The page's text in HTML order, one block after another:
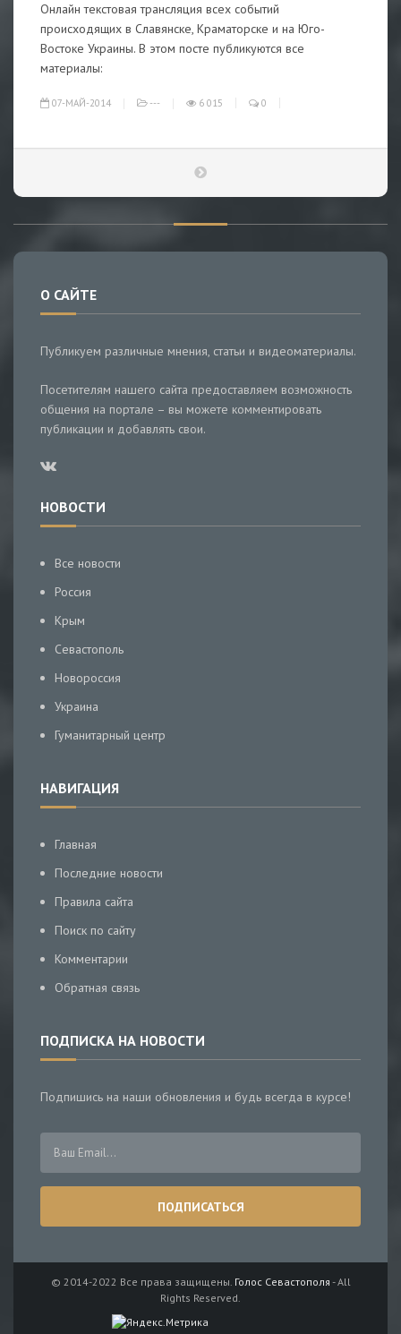
Онлайн текстовая трансляция всех событий
происходящих в Славянске, Краматорске и на Юго-
Востоке Украины. В этом посте публикуются все
материалы:
07-МАЙ-2014 --- 6 015 0
О САЙТЕ
Публикуем различные мнения, статьи и видеоматериалы.
Посетителям нашего сайта предоставляем возможность
общения на портале – вы можете комментировать
публикации и добавлять свои.
НОВОСТИ
Все новости
Россия
Крым
Севастополь
Новороссия
Украина
Гуманитарный центр
НАВИГАЦИЯ
Главная
Последние новости
Правила сайта
Поиск по сайту
Комментарии
Обратная связь
ПОДПИСКА НА НОВОСТИ
Подпишись на наши обновления и будь всегда в курсе!
© 2014-2022 Все права защищены. Голос Севастополя - All
Rights Reserved.